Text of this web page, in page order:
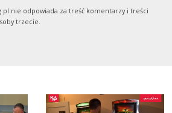
nie odpowiada za treść komentarzy i treści
trzecie.